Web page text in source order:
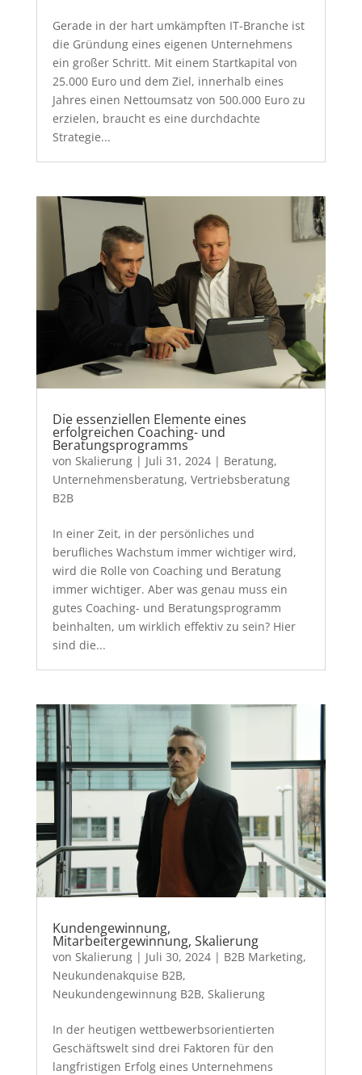
Gerade in der hart umkämpften IT-Branche ist
die Gründung eines eigenen Unternehmens
ein großer Schritt. Mit einem Startkapital von
25.000 Euro und dem Ziel, innerhalb eines
Jahres einen Nettoumsatz von 500.000 Euro zu
erzielen, braucht es eine durchdachte
Strategie...
Die essenziellen Elemente eines
erfolgreichen Coaching- und
Beratungsprogramms
von Skalierung| Juli 31, 2024| Beratung,
Unternehmensberatung, Vertriebsberatung
B2B
In einer Zeit, in der persönliches und
berufliches Wachstum immer wichtiger wird,
wird die Rolle von Coaching und Beratung
immer wichtiger. Aber was genau muss ein
gutes Coaching- und Beratungsprogramm
beinhalten, um wirklich effektiv zu sein? Hier
sind die...
Kundengewinnung,
Mitarbeitergewinnung, Skalierung
von Skalierung| Juli 30, 2024| B2B Marketing,
Neukundenakquise B2B,
Neukundengewinnung B2B, Skalierung
In der heutigen wettbewerbsorientierten
Geschäftswelt sind drei Faktoren für den
langfristigen Erfolg eines Unternehmens